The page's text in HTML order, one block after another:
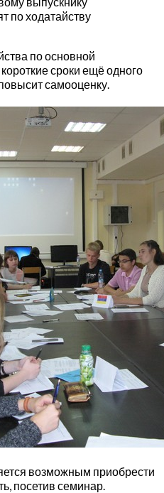
по ходатайству
по основной
сроки ещё одного
самооценку.
возможным приобрести
посетив семинар.